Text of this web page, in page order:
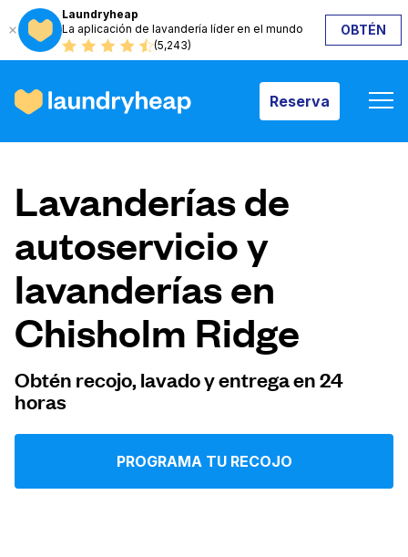
Laundryheap
La aplicación de lavandería líder en el mundo
(5,243)
OBTÉN
Reserva
Reserva
Cómo funciona
Precios y servicios
Quiénes somos
Para las empresas
Iniciar sesión
Lavanderías de
autoservicio y
lavanderías en
Chisholm Ridge
Obtén recojo, lavado y entrega en 24
horas
PROGRAMA TU RECOJO